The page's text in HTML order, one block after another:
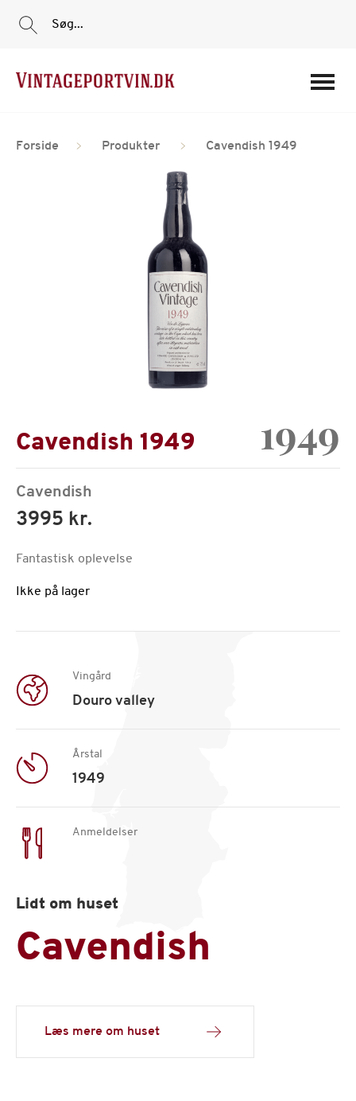
Portvinshuse
Søg...
Forside Produkter Cavendish 1949
Cavendish 1949 1949
Cavendish
3995 kr.
Fantastisk oplevelse
Ikke på lager
Vingård
Douro valley
Årstal
1949
Anmeldelser
Lidt om huset
Cavendish
Læs mere om huset